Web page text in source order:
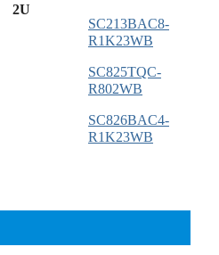
2U
SC213BAC8-
R1K23WB
SC825TQC-
R802WB
SC826BAC4-
R1K23WB